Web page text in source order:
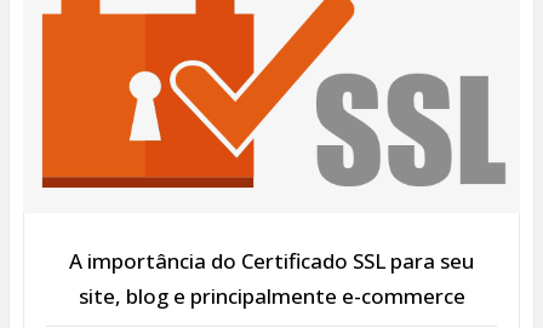
A importância do Certificado SSL para seu
site, blog e principalmente e-commerce